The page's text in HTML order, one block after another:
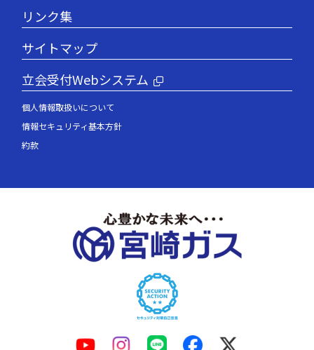
リンク集
サイトマップ
立会受付Webシステム
個人情報取扱いについて
情報セキュリティ基本方針
約款